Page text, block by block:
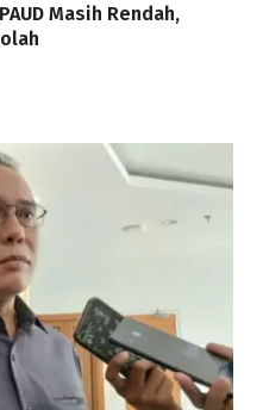
Masih Rendah,